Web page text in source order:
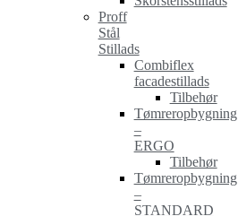
Proff
Stål
Stillads
Combiflex
facadestillads
Tilbehør
Tømreropbygning
–
ERGO
Tilbehør
Tømreropbygning
–
STANDARD